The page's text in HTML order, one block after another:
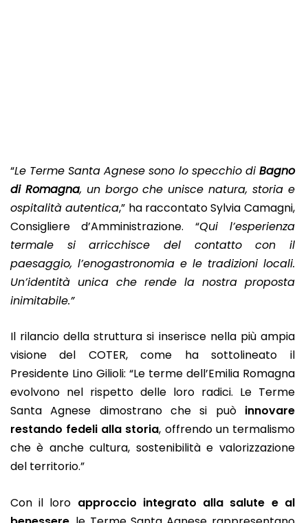
“Le Terme Santa Agnese sono lo specchio di Bagno
di Romagna, un borgo che unisce natura, storia e
ospitalità autentica,” ha raccontato Sylvia Camagni,
Consigliere d’Amministrazione. “Qui l’esperienza
termale si arricchisce del contatto con il
paesaggio, l’enogastronomia e le tradizioni locali.
Un’identità unica che rende la nostra proposta
inimitabile.”
Il rilancio della struttura si inserisce nella più ampia
visione del COTER, come ha sottolineato il
Presidente Lino Gilioli: “Le terme dell’Emilia Romagna
evolvono nel rispetto delle loro radici. Le Terme
Santa Agnese dimostrano che si può innovare
restando fedeli alla storia, offrendo un termalismo
che è anche cultura, sostenibilità e valorizzazione
del territorio.”
Con il loro approccio integrato alla salute e al